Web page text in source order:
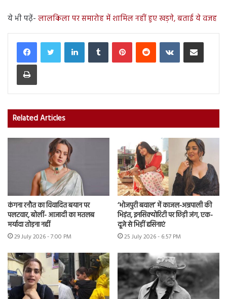
ये भी पढ़ें- लालकिला पर समारोह में शामिल नहीं हुए खड़गे, बताई ये वजह
LinkedInTumblr PinterestReddit VKontakteShare via Email
Print
Related Articles
कंगना रनौत का विवादित बयान पर
पलटवार, बोलीं- आजादी का मतलब
मर्यादा तोड़ना नहीं
29 July 2026 - 7:00 PM
‘भोजपुरी बवाल’ में काजल-अम्रपाली की
भिड़ंत, इनसिक्योरिटी पर छिड़ी जंग, एक-
दूजे से भिड़ीं हसिनाएं
25 July 2026 - 6:57 PM